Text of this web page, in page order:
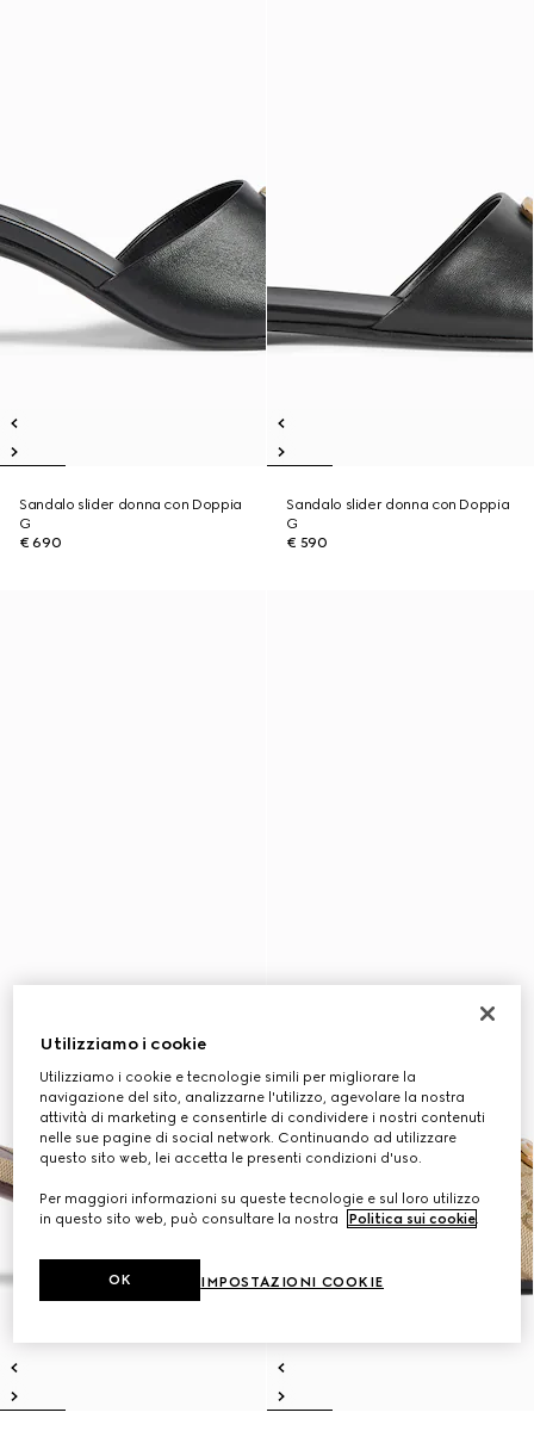
Sandalo slider donna con Doppia
G
€ 690
Sandalo slider donna con Doppia
G
€ 590
Utilizziamo i cookie
Utilizziamo i cookie e tecnologie simili per migliorare la
navigazione del sito, analizzarne l'utilizzo, agevolare la nostra
attività di marketing e consentirle di condividere i nostri contenuti
nelle sue pagine di social network. Continuando ad utilizzare
questo sito web, lei accetta le presenti condizioni d'uso.
Per maggiori informazioni su queste tecnologie e sul loro utilizzo
in questo sito web, può consultare la nostra
Politica sui cookie.
IMPOSTAZIONI COOKIE
OK